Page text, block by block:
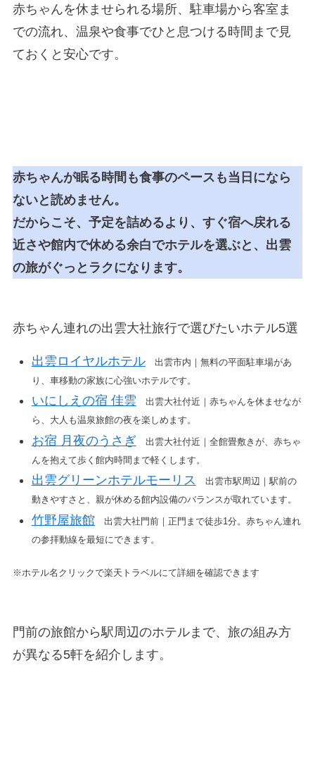
赤ちゃんを休ませられる場所、駐車場から客室ま
での流れ、温泉や食事でひと息つける時間まで見
ておくと安心です。
赤ちゃんが眠る時間も食事のペースも当日になら
ないと読めません。
だからこそ、予定を詰めるより、すぐ宿へ戻れる
近さや館内で休める余白でホテルを選ぶと、出雲
の旅がぐっとラクになります。
赤ちゃん連れの出雲大社旅行で選びたいホテル5選
出雲ロイヤルホテル出雲市内｜無料の平面駐車場があ
り、車移動の家族に心強いホテルです。
いにしえの宿 佳雲 出雲大社付近｜赤ちゃんを休ませなが
ら、大人も温泉旅館の夜を楽しめます。
お宿 月夜のうさぎ 出雲大社付近｜全館畳敷きが、赤ちゃ
んを抱えて歩く館内時間まで軽くします。
出雲グリーンホテルモーリス
出雲市駅周辺｜駅前の
動きやすさと、親が休める館内設備のバランスが取れています。
竹野屋旅館出雲大社門前｜正門まで徒歩1分。赤ちゃん連れ
の参拝動線を最短にできます。
※ホテル名クリックで楽天トラベルにて詳細を確認できます
門前の旅館から駅周辺のホテルまで、旅の組み方
が異なる5軒を紹介します。